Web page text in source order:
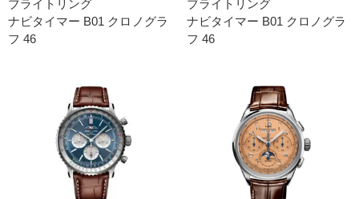
ブライトリング
ナビタイマー B01 クロノグラ
フ 46
ブライトリング
ナビタイマー B01 クロノグラ
フ 46